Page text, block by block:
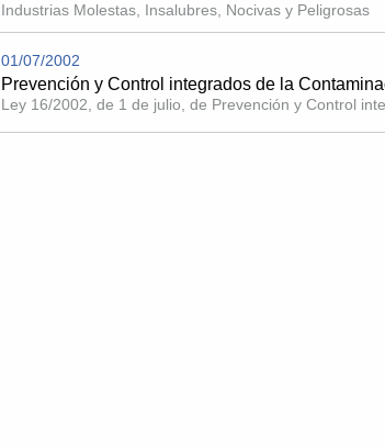
Industrias Molestas, Insalubres, Nocivas y Peligrosas
01/07/2002
Prevención y Control integrados de la
Ley 16/2002, de 1 de julio, de Prevención y Control